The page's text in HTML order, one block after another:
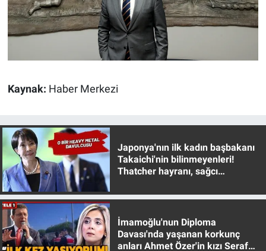
Kaynak: Haber Merkezi
Japonya'nın ilk kadın başbakanı
Takaichi'nin bilinmeyenleri!
Thatcher hayranı, sağcı
İmamoğlu'nun Diploma
Davası'nda yaşanan korkunç
anları Ahmet Özer'in kızı Seraf
Canlı Yayın